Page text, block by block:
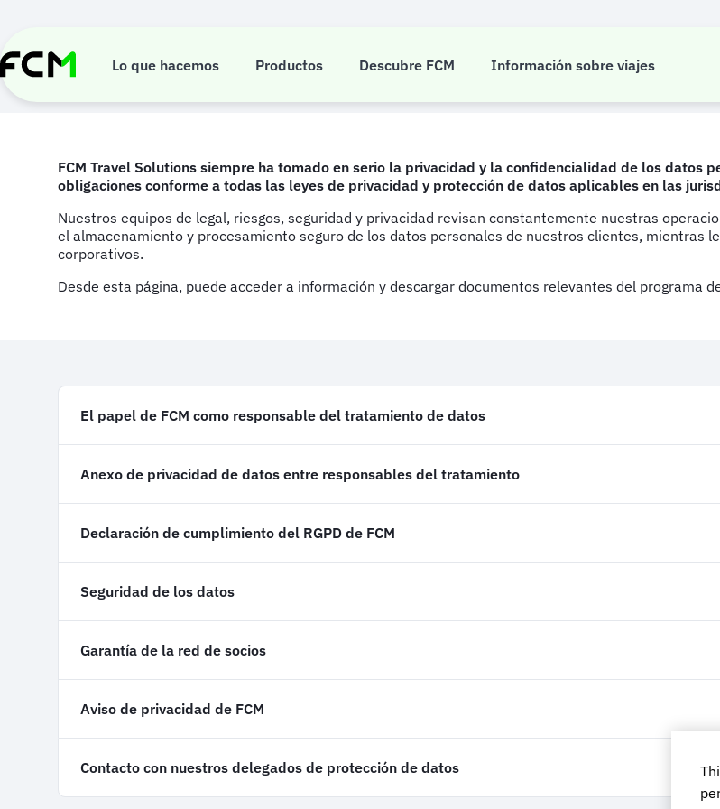
principal
Lo que hacemos Productos Descubre FCM Información sobre viajes
Confianza y Cumplimiento
FCM Travel Solutions siempre ha tomado en serio la privacidad y la confidencialidad de los datos
obligaciones conforme a todas las leyes de privacidad y protección de datos aplicables en las
Nuestros equipos de legal, riesgos, seguridad y privacidad revisan constantemente nuestras
el almacenamiento y procesamiento seguro de los datos personales de nuestros clientes, mientras
corporativos.
Desde esta página, puede acceder a información y descargar documentos relevantes del programa
El papel de FCM como responsable del tratamiento de datos
Anexo de privacidad de datos entre responsables del tratamiento
Declaración de cumplimiento del RGPD de FCM
Seguridad de los datos
Garantía de la red de socios
Aviso de privacidad de FCM
Contacto con nuestros delegados de protección de datos